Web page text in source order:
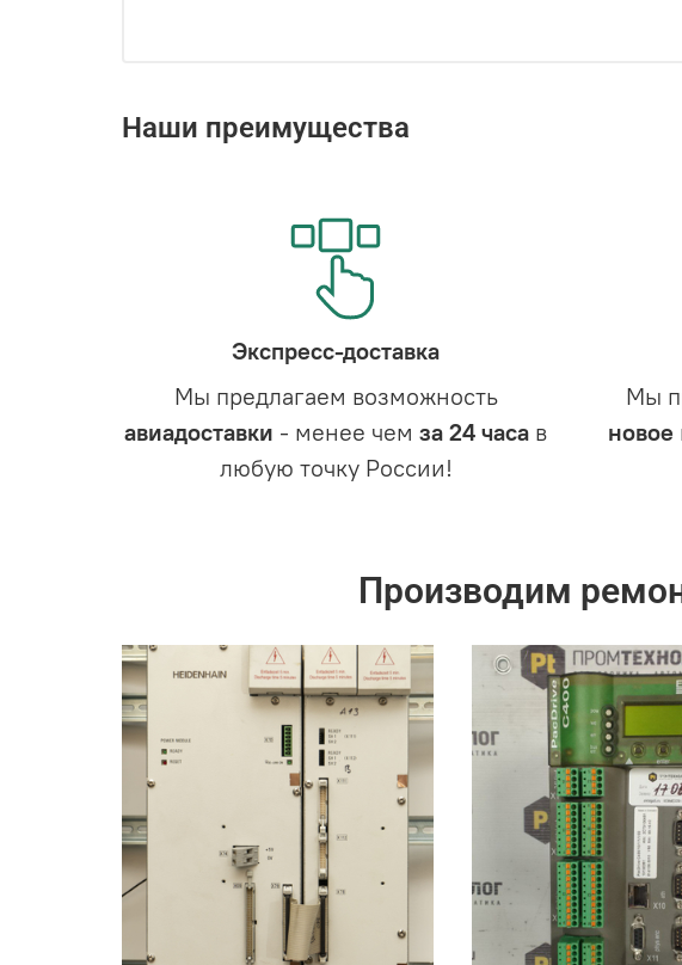
Наши преимущества
Экспресс-доставка
Мы предлагаем возможность
авиадоставки - менее чемза 24 часа в
любую точку России!
Мы
новое
Производим